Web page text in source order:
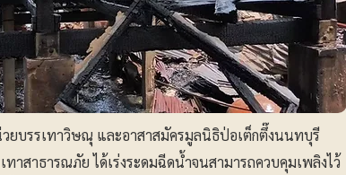
บรรเทาวิษณุ และอาสาสมัครมูลนิธิป่อเต็กตึ๊งนนทบุรี
าสาธารณภัย ได้เร่งระดมฉีดน้ำจนสามารถควบคุมเพลิงไว้